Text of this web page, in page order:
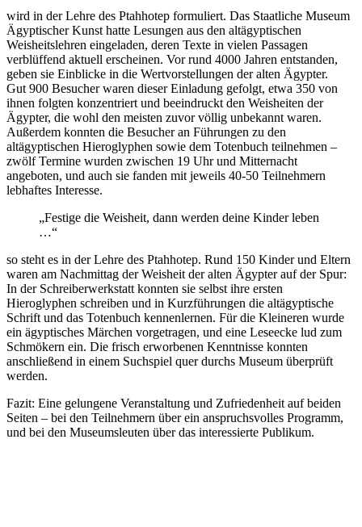
wird in der Lehre des Ptahhotep formuliert. Das Staatliche Museum
Ägyptischer Kunst hatte Lesungen aus den altägyptischen
Weisheitslehren eingeladen, deren Texte in vielen Passagen
verblüffend aktuell erscheinen. Vor rund 4000 Jahren entstanden,
geben sie Einblicke in die Wertvorstellungen der alten Ägypter.
Gut 900 Besucher waren dieser Einladung gefolgt, etwa 350 von
ihnen folgten konzentriert und beeindruckt den Weisheiten der
Ägypter, die wohl den meisten zuvor völlig unbekannt waren.
Außerdem konnten die Besucher an Führungen zu den
altägyptischen Hieroglyphen sowie dem Totenbuch teilnehmen –
zwölf Termine wurden zwischen 19 Uhr und Mitternacht
angeboten, und auch sie fanden mit jeweils 40-50 Teilnehmern
lebhaftes Interesse.
„Festige die Weisheit, dann werden deine Kinder leben
…“
so steht es in der Lehre des Ptahhotep. Rund 150 Kinder und Eltern
waren am Nachmittag der Weisheit der alten Ägypter auf der Spur:
In der Schreiberwerkstatt konnten sie selbst ihre ersten
Hieroglyphen schreiben und in Kurzführungen die altägyptische
Schrift und das Totenbuch kennenlernen. Für die Kleineren wurde
ein ägyptisches Märchen vorgetragen, und eine Leseecke lud zum
Schmökern ein. Die frisch erworbenen Kenntnisse konnten
anschließend in einem Suchspiel quer durchs Museum überprüft
werden.
Fazit: Eine gelungene Veranstaltung und Zufriedenheit auf beiden
Seiten – bei den Teilnehmern über ein anspruchsvolles Programm,
und bei den Museumsleuten über das interessierte Publikum.